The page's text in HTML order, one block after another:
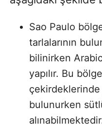
Sao Paulo
tarlalarının
bilinirken
yapılır. Bu
bulunurken